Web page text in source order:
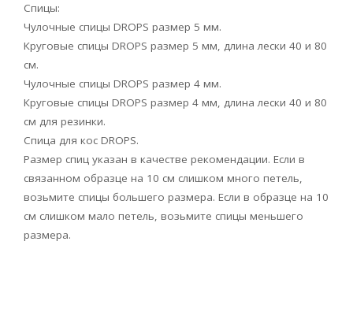
Спицы:
Чулочные спицы DROPS размер 5 мм.
Круговые спицы DROPS размер 5 мм, длина лески 40 и 80
см.
Чулочные спицы DROPS размер 4 мм.
Круговые спицы DROPS размер 4 мм, длина лески 40 и 80
см для резинки.
Спица для кос DROPS.
Размер спиц указан в качестве рекомендации. Если в
связанном образце на 10 см слишком много петель,
возьмите спицы большего размера. Если в образце на 10
см слишком мало петель, возьмите спицы меньшего
размера.